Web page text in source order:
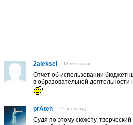
2aleksei 12 лет назад
Отчет об использовании
в образовательной
prAteh 12 лет назад
Судя по этому сюжету,